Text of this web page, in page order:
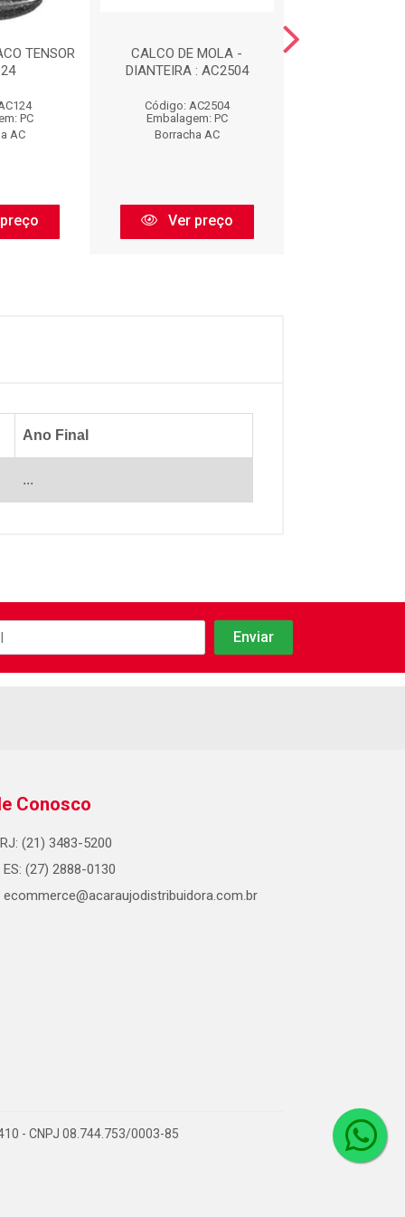
TENSOR
PC
AC
CALCO DE MOLA -
DIANTEIRA : AC2504
Código: AC2504
Embalagem: PC
Borracha AC
Ver preço
Ano Final
...
Conosco
RJ: (21) 3483-5200
ES: (27) 2888-0130
ecommerce@acaraujodistribuidora.com.br
- CNPJ 08.744.753/0003-85